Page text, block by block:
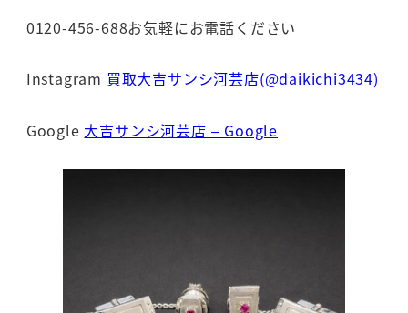
0120-456-688お気軽にお電話ください
Instagram 買取大吉サンシ河芸店(@daikichi3434)
Google 大吉サンシ河芸店 – Google